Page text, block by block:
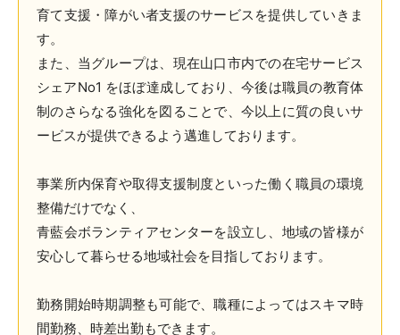
育て支援・障がい者支援のサービスを提供していきま
す。
また、当グループは、現在山口市内での在宅サービス
シェアNo1 をほぼ達成しており、今後は職員の教育体
制のさらなる強化を図ることで、今以上に質の良いサ
ービスが提供できるよう邁進しております。
事業所内保育や取得支援制度といった働く職員の環境
整備だけでなく、
青藍会ボランティアセンターを設立し、地域の皆様が
安心して暮らせる地域社会を目指しております。
勤務開始時期調整も可能で、職種によってはスキマ時
間勤務、時差出勤もできます。